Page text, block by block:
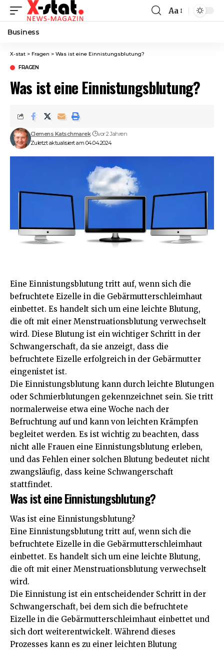
Font
Aa
Business
X-stat > Fragen > Was ist eine Einnistungsblutung?
FRAGEN
Was ist eine Einnistungsblutung?
Zuletzt aktualisiert am 04.04.2024
Clemens Katschmarek vor 2 Jahren
Eine Einnistungsblutung tritt auf, wenn sich die
befruchtete Eizelle in die Gebärmutterschleimhaut
einbettet. Es handelt sich um eine leichte Blutung,
die oft mit einer Menstruationsblutung verwechselt
wird. Diese Blutung ist ein wichtiger Schritt in der
Schwangerschaft, da sie anzeigt, dass die
befruchtete Eizelle erfolgreich in der Gebärmutter
eingenistet ist.
Die Einnistungsblutung kann durch leichte Blutungen
oder Schmierblutungen gekennzeichnet sein. Sie tritt
normalerweise etwa eine Woche nach der
Befruchtung auf und kann von leichten Krämpfen
begleitet werden. Es ist wichtig zu beachten, dass
nicht alle Frauen eine Einnistungsblutung erleben,
und das Fehlen einer solchen Blutung bedeutet nicht
zwangsläufig, dass keine Schwangerschaft
stattfindet.
Was ist eine Einnistungsblutung?
Was ist eine Einnistungsblutung?
Eine Einnistungsblutung tritt auf, wenn sich die
befruchtete Eizelle in die Gebärmutterschleimhaut
einbettet. Es handelt sich um eine leichte Blutung,
die oft mit einer Menstruationsblutung verwechselt
wird.
Die Einnistung ist ein entscheidender Schritt in der
Schwangerschaft, bei dem sich die befruchtete
Eizelle in die Gebärmutterschleimhaut einbettet und
sich dort weiterentwickelt. Während dieses
Prozesses kann es zu einer leichten Blutung